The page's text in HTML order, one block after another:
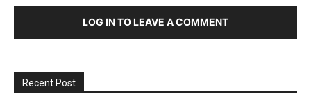
LOG IN TO LEAVE A COMMENT
Recent Post